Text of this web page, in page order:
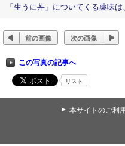
「生うに丼」についてくる薬味
前の画像 次の画像
この写真の記事へ
リスト
▲ 本サイトのご利